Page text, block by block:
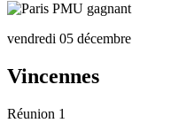
vendredi 05 décembre
Vincennes
Réunion 1